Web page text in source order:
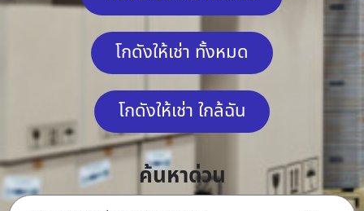
โกดังให้เช่า ทั้งหมด
โกดังให้เช่า ใกล้ฉัน
ค้นหาด่วน